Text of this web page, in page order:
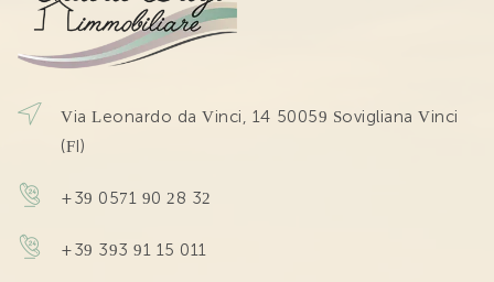
Via Leonardo da Vinci, 14 50059 Sovigliana Vinci
(FI)
+39 0571 90 28 32
+39 393 91 15 011